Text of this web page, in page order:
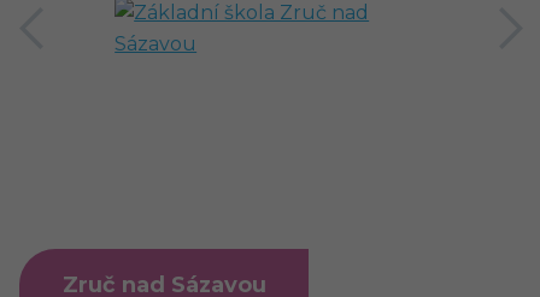
předchozí
Zruč nad Sázavou